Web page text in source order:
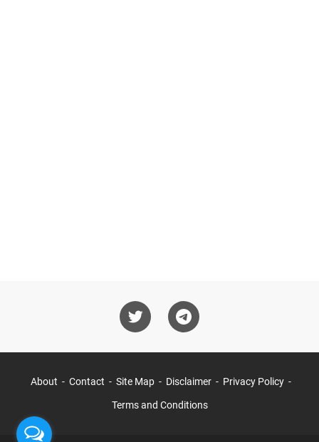
About Contact Site Map Disclaimer Privacy Policy
Terms and Conditions